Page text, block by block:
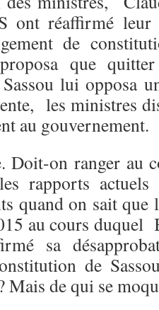
ont réaffirmé leur
de
que
lui opposa
les ministres
au gouvernement.
Doit-on ranger au
rapports
quand on sait
au cours duquel
sa
de
Mais de qui se